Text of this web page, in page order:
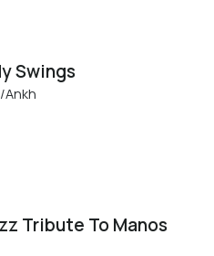
Swings
Ankh
Tribute To Manos